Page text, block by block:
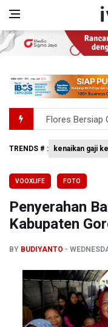
Kemkomdigi
Anggota DPR
BEI Catat
TRENDS # : kenaikan gaji
VOOXLIFE FOTO
Penyerahan
Kabupaten
BY BUDIYANTO